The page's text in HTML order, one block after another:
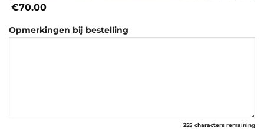
€70.00
Opmerkingen bij bestelling
255 characters remaining